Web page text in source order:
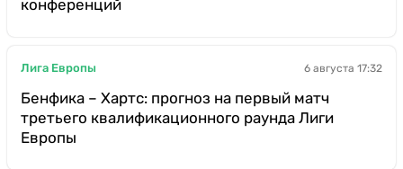
конференций
Лига Европы 6 августа 17:32
Бенфика – Хартс: прогноз на первый матч
третьего квалификационного раунда Лиги
Европы